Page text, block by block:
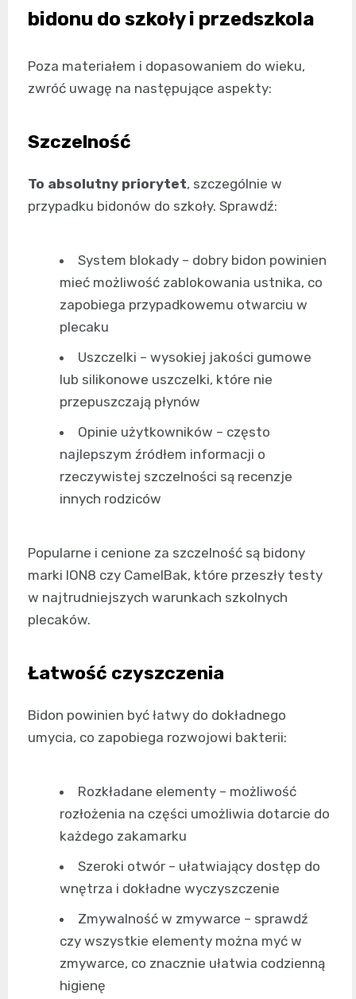
bidonu do szkoły i przedszkola
Poza materiałem i dopasowaniem do wieku,
zwróć uwagę na następujące aspekty:
Szczelność
To absolutny priorytet, szczególnie w
przypadku bidonów do szkoły. Sprawdź:
System blokady – dobry bidon powinien
mieć możliwość zablokowania ustnika, co
zapobiega przypadkowemu otwarciu w
plecaku
Uszczelki – wysokiej jakości gumowe
lub silikonowe uszczelki, które nie
przepuszczają płynów
Opinie użytkowników – często
najlepszym źródłem informacji o
rzeczywistej szczelności są recenzje
innych rodziców
Popularne i cenione za szczelność są bidony
marki ION8 czy CamelBak, które przeszły testy
w najtrudniejszych warunkach szkolnych
plecaków.
Łatwość czyszczenia
Bidon powinien być łatwy do dokładnego
umycia, co zapobiega rozwojowi bakterii:
Rozkładane elementy – możliwość
rozłożenia na części umożliwia dotarcie do
każdego zakamarku
Szeroki otwór – ułatwiający dostęp do
wnętrza i dokładne wyczyszczenie
Zmywalność w zmywarce – sprawdź
czy wszystkie elementy można myć w
zmywarce, co znacznie ułatwia codzienną
higienę